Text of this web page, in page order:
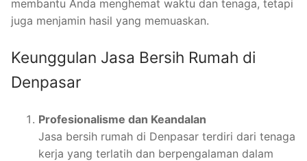
membantu Anda menghemat waktu dan tenaga, tetapi
juga menjamin hasil yang memuaskan.
Keunggulan Jasa Bersih Rumah di
Denpasar
Profesionalisme dan Keandalan
Jasa bersih rumah di Denpasar terdiri dari tenaga
kerja yang terlatih dan berpengalaman dalam